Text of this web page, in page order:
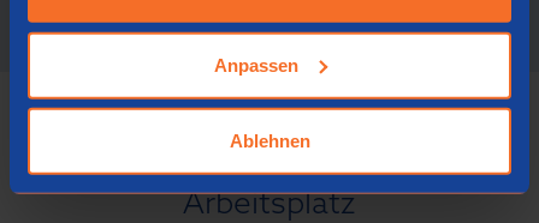
Anpassen
Ablehnen
Schritt für Schritt
Zu einem ergonomischen
Arbeitsplatz